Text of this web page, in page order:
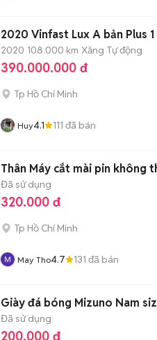
2020 Vinfast Lux A bản Plus
2020 108.000 km Xăng Tự động
390.000.000 đ
Tp Hồ Chí Minh
Huy4.1 111 đã bán
Thân Máy cắt mài pin không
Đã sử dụng
320.000 đ
Tp Hồ Chí Minh
May Tho4.7 131 đã bán
Giày đá bóng Mizuno Nam
Đã sử dụng
200.000 đ